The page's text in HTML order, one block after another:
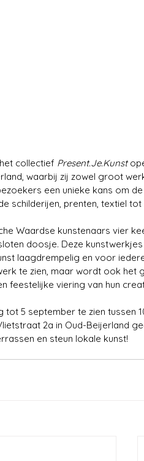
collectief Present.Je.Kunst
waarbij zij zowel groot
een unieke kans om
schilderijen, prenten, textiel
Waardse kunstenaars vier
doosje. Deze
laagdrempelig en voor
te zien, maar wordt ook het
feestelijke viering van hun
5 september te zien tussen
2a in Oud-Beijerland
en steun lokale kunst!